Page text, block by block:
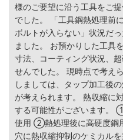
様のご要望に沿う工具をご
でした。 「工具鋼熱処理前
ボルトが入らない」状況だ
ました。 お預かりした工具
寸法、コーティング状況、
せんでした。 現時点で考え
しましては、タップ加工後
が考えられます。 熱収縮に
する可能性がございます。
使用 ②熱処理後に高硬度鋼
穴に熱収縮抑制のケミカル